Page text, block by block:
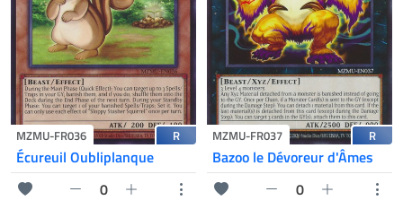
MZMU-FR036 R
Écureuil Oubliplanque
0
MZMU-FR037 R
Bazoo le Dévoreur d'Âmes
0